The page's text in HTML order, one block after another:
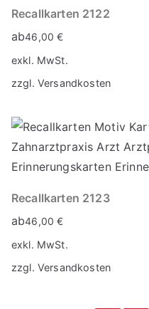
Recallkarten 2122
ab46,00€
exkl. MwSt.
zzgl. Versandkosten
Recallkarten 2123
ab46,00€
exkl. MwSt.
zzgl. Versandkosten